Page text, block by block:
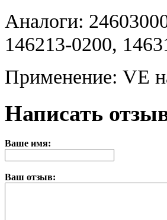
Аналоги:
146213-0200,
Применение: VE
Написать
Ваше имя:
Ваш отзыв: